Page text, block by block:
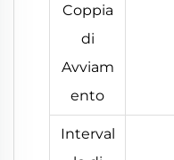
Coppia
di
Avviam
ento
Interval